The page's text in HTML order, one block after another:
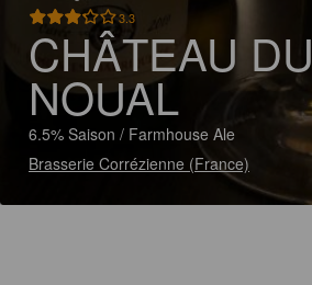
3.3
CHÂTEAU DU
NOUAL
6.5% Saison / Farmhouse Ale
Brasserie Corrézienne (France)